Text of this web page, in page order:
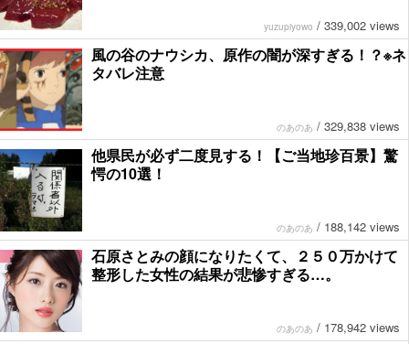
yuzupiyowo / 339,002 views
風の谷のナウシカ、原作の闇が深すぎる！？※ネ
タバレ注意
のあのあ / 329,838 views
他県民が必ず二度見する！【ご当地珍百景】驚
愕の10選！
のあのあ / 188,142 views
石原さとみの顔になりたくて、２５０万かけて
整形した女性の結果が悲惨すぎる…。
のあのあ / 178,942 views